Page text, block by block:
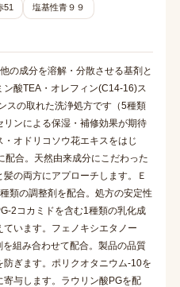
51 塩基性青９９
の成分を溶解・分散させる基剤と
酸TEA・オレフィン(C14-16)ス
スの取れた洗浄処方です（5種類
ンによる保湿・補修効果が期待
オドリコソウ花エキスをはじ
合。天然由来成分にこだわった
の両方にアプローチします。Ｅ
類の調整剤を配合。処方の安定性
2コカミドを含む1種類の乳化成
います。フェノキシエタノー
組み合わせて配合。製品の品質
ぎます。ポリクオタニウム-10を
与します。ラウリン酸PGを配